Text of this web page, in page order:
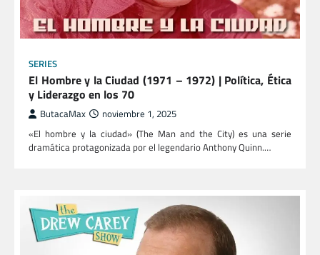
SERIES
El Hombre y la Ciudad (1971 – 1972) | Política, Ética
y Liderazgo en los 70
ButacaMax noviembre 1, 2025
«El hombre y la ciudad» (The Man and the City) es una serie
dramática protagonizada por el legendario Anthony Quinn.…